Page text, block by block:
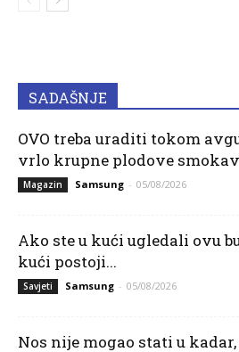
SADAŠNJE
OVO treba uraditi tokom
vrlo krupne plodove
Magazin Samsung - 05/08/2026
Ako ste u kući ugledali ovu
kući postoji...
Savjeti Samsung - 05/08/2026
Nos nije mogao stati u